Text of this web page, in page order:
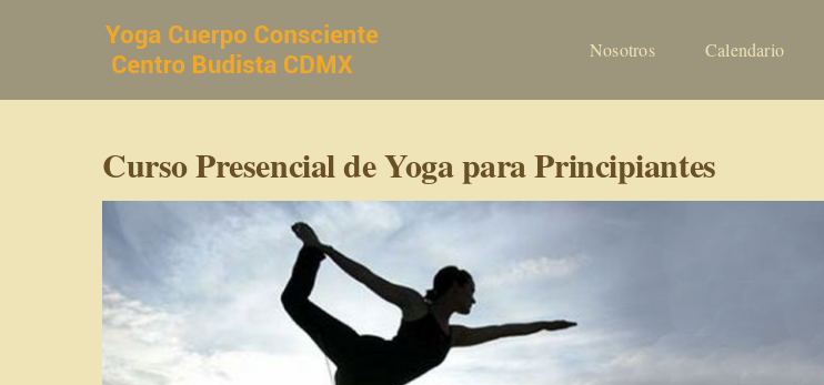
Nosotros Calendario
Curso Presencial de Yoga para Principiantes